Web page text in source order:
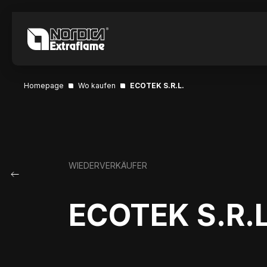
Homepage Wo kaufen ECOTEK S.R.L.
WIEDERVERKÄUFER
ECOTEK